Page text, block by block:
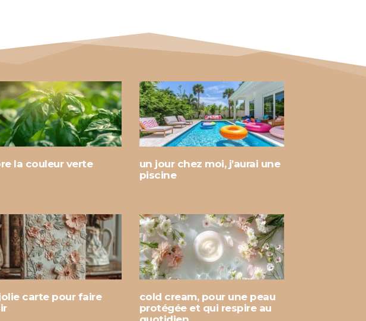
la couleur verte
un jour chez moi, j’aurai une
piscine
carte pour faire
cold cream, pour une peau
protégée et qui respire au